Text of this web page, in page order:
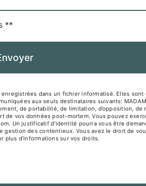
**
dans un fichier informatisé. Elles sont
aux seuls destinataires suivants:
de portabilité, de limitation, d’opposition,
vos données post-mortem. Vous pouvez
Un justificatif d'identité pourra vous être
des contentieux. Vous avez le droit de
plus d’informations sur vos droits.